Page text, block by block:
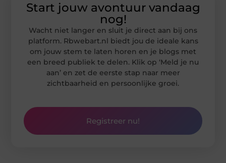
Start jouw avontuur vandaag
nog!
Wacht niet langer en sluit je direct aan bij ons
platform. Rbwebart.nl biedt jou de ideale kans
om jouw stem te laten horen en je blogs met
een breed publiek te delen. Klik op ‘Meld je nu
aan’ en zet de eerste stap naar meer
zichtbaarheid en persoonlijke groei.
Registreer nu!